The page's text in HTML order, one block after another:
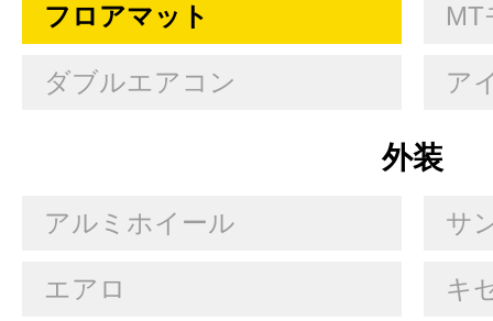
フロアマット MT
ダブルエアコン ア
外装
アルミホイール サ
エアロ キ